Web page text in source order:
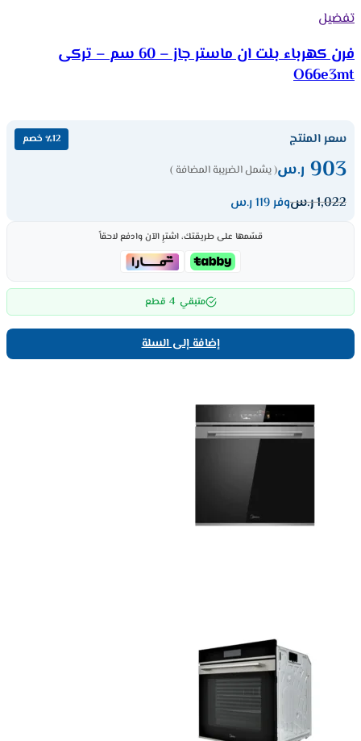
تفضيل
فرن كهرباء بلت ان ماستر جاز – 60 سم – تركى
O66e3mt
سعر المنتج ٪12 خصم
903 ر.س( يشمل الضريبة المضافة )
1,022ر.سوفر 119 ر.س
قسّمها على طريقتك، اشترِ الآن وادفع لاحقاً
متبقي 4 قطع
إضافة إلى السلة